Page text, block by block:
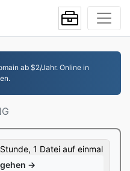
ab $2/Jahr. Online in
1 Datei auf einmal
→